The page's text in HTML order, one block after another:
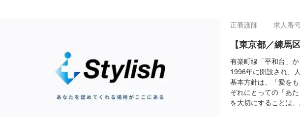
正看護師 求人番
【東京都／練
有楽町線「平和台」
1996年に開設され、
基本方針は、「愛を
ぞれにとっての「あ
を大切にすることは